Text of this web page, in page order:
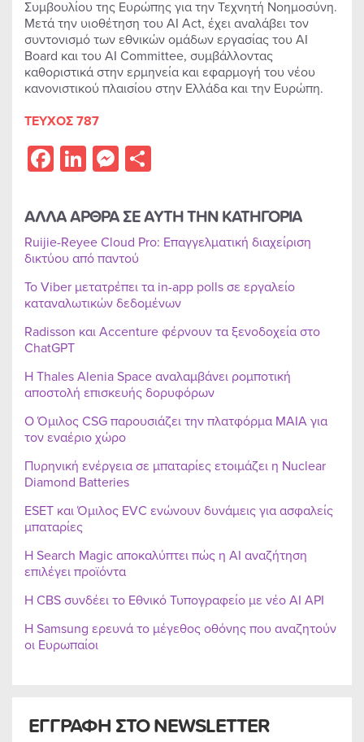
ΕΓΓΡΑΦΗ ΣΤΟ NEWSLETTER
Συμβουλίου της Ευρώπης για την Τεχνητή Νοημοσύνη.
Μετά την υιοθέτηση του AI Act, έχει αναλάβει τον
συντονισμό των εθνικών ομάδων εργασίας του AI
Board και του AI Committee, συμβάλλοντας
καθοριστικά στην ερμηνεία και εφαρμογή του νέου
κανονιστικού πλαισίου στην Ελλάδα και την Ευρώπη.
ΤΕΥΧΟΣ 787
Facebook
LinkedIn
Messenger
ΑΛΛΑ ΑΡΘΡΑ ΣΕ ΑΥΤΗ ΤΗΝ ΚΑΤΗΓΟΡΙΑ
Ruijie-Reyee Cloud Pro: Επαγγελματική διαχείριση
δικτύου από παντού
Το Viber μετατρέπει τα in-app polls σε εργαλείο
καταναλωτικών δεδομένων
Radisson και Accenture φέρνουν τα ξενοδοχεία στο
ChatGPT
Η Thales Alenia Space αναλαμβάνει ρομποτική
αποστολή επισκευής δορυφόρων
Ο Όμιλος CSG παρουσιάζει την πλατφόρμα MAIA για
τον εναέριο χώρο
Πυρηνική ενέργεια σε μπαταρίες ετοιμάζει η Nuclear
Diamond Batteries
ESET και Όμιλος EVC ενώνουν δυνάμεις για ασφαλείς
μπαταρίες
Η Search Magic αποκαλύπτει πώς η AI αναζήτηση
επιλέγει προϊόντα
Η CBS συνδέει το Εθνικό Τυπογραφείο με νέο AI API
Η Samsung ερευνά το μέγεθος οθόνης που αναζητούν
οι Ευρωπαίοι